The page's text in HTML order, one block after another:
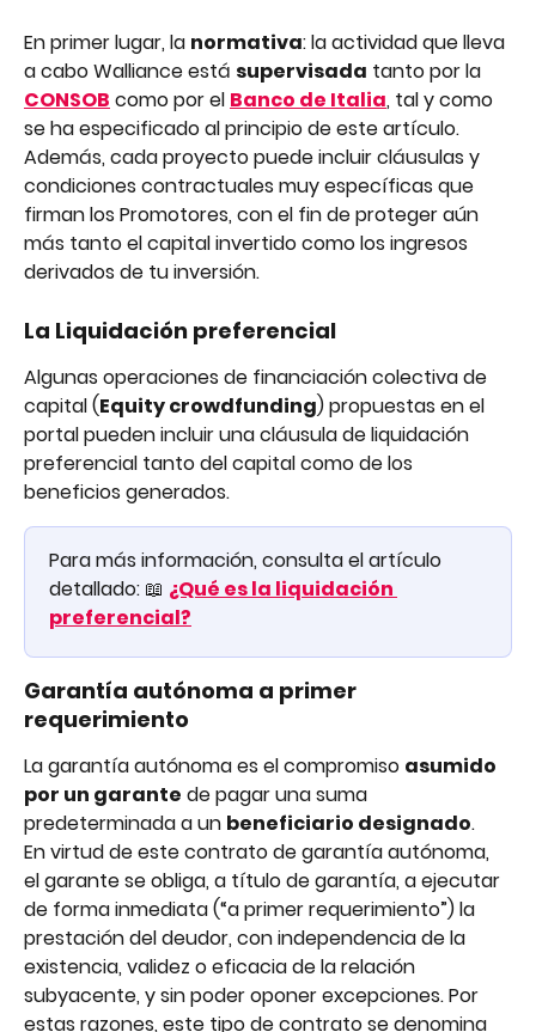
En primer lugar, la normativa: la actividad que lleva
a cabo Walliance está supervisada tanto por la
CONSOB como por el Banco de Italia, tal y como
se ha especificado al principio de este artículo.
Además, cada proyecto puede incluir cláusulas y
condiciones contractuales muy específicas que
firman los Promotores, con el fin de proteger aún
más tanto el capital invertido como los ingresos
derivados de tu inversión.
La Liquidación preferencial
Algunas operaciones de financiación colectiva de
capital (Equity crowdfunding) propuestas en el
portal pueden incluir una cláusula de liquidación
preferencial tanto del capital como de los
beneficios generados.
Para más información, consulta el artículo
detallado: 📖 ¿Qué es la liquidación
preferencial?
Garantía autónoma a primer
requerimiento
La garantía autónoma es el compromiso asumido
por un garante de pagar una suma
predeterminada a un beneficiario designado.
En virtud de este contrato de garantía autónoma,
el garante se obliga, a título de garantía, a ejecutar
de forma inmediata (“a primer requerimiento”) la
prestación del deudor, con independencia de la
existencia, validez o eficacia de la relación
subyacente, y sin poder oponer excepciones. Por
estas razones, este tipo de contrato se denomina